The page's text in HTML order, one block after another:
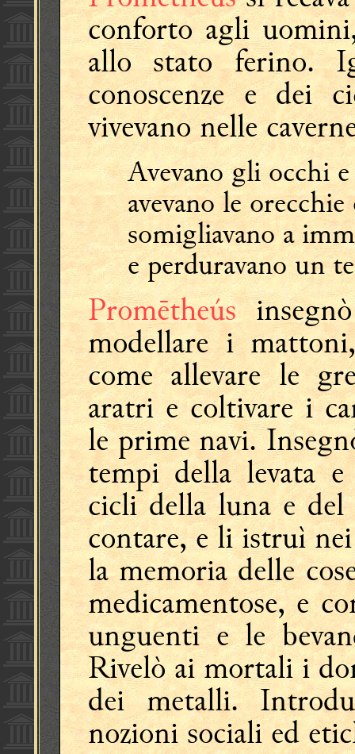
conforto agli
allo stato ferino.
conoscenze e dei
vivevano nelle
Avevano gli occhi
avevano le
somigliavano a
e perduravano un
Promētheús
modellare i
come allevare le
aratri e coltivare i
le prime navi.
tempi della levata
cicli della luna e
contare, e li istruì
la memoria delle
medicamentose, e
unguenti e le
Rivelò ai mortali i
dei metalli.
nozioni sociali ed